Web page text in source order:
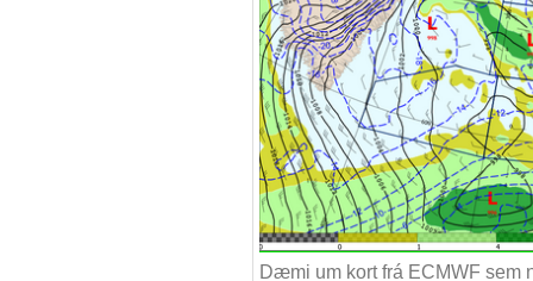
Dæmi um kort frá ECMWF sem